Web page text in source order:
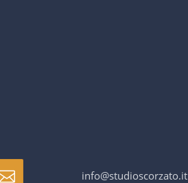
info@studioscorzato.it